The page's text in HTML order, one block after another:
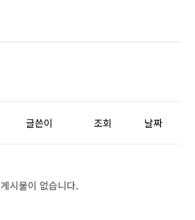
글쓴이 조회 날짜
게시물이 없습니다.